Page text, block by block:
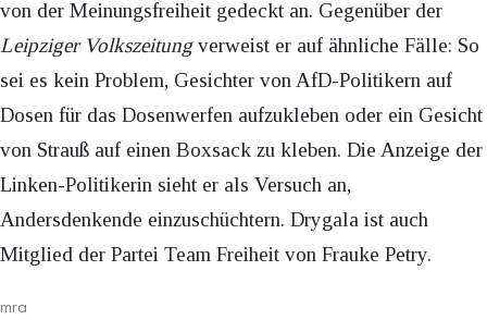
von der Meinungsfreiheit gedeckt an. Gegenüber der
Leipziger Volkszeitungverweist er auf ähnliche Fälle: So
sei es kein Problem, Gesichter von AfD-Politikern auf
Dosen für das Dosenwerfen aufzukleben oder ein Gesicht
von Strauß auf einen Boxsack zu kleben. Die Anzeige der
Linken-Politikerin sieht er als Versuch an,
Andersdenkende einzuschüchtern. Drygala ist auch
Mitglied der Partei Team Freiheit von Frauke Petry.
mra